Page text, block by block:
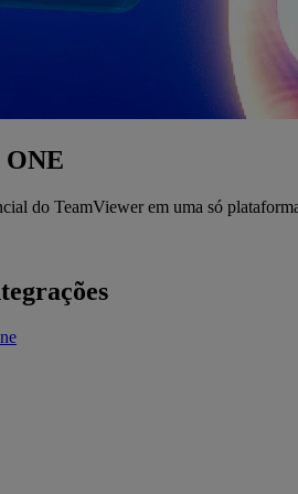
ONE
do TeamViewer em uma só